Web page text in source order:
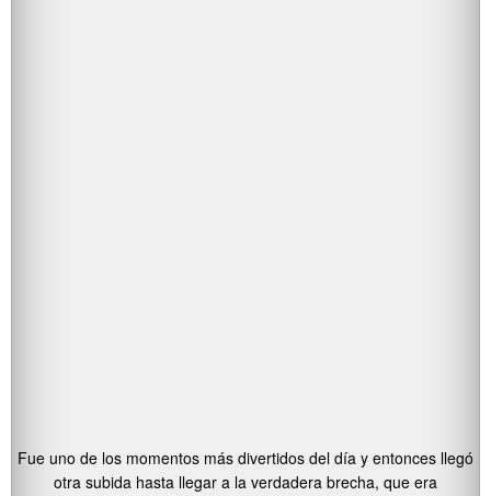
Fue uno de los momentos más divertidos del día y entonces llegó
otra subida hasta llegar a la verdadera brecha, que era